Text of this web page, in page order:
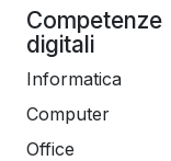
Competenze
digitali
Informatica
Computer
Office